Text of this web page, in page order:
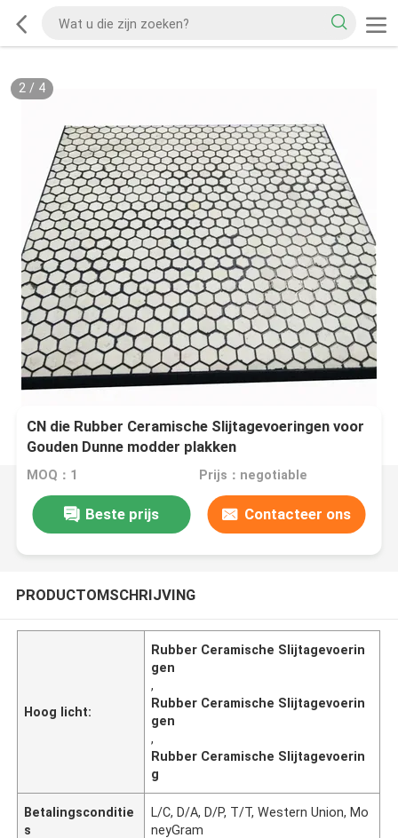
2/ 4
CN die Rubber Ceramische Slijtagevoeringen voor
Gouden Dunne modder plakken
MOQ：1 Prijs：negotiable
Beste prijs Contacteer ons
PRODUCTOMSCHRIJVING
Hoog licht:
Rubber Ceramische Slijtagevoerin
gen
,
Rubber Ceramische Slijtagevoerin
gen
,
Rubber Ceramische Slijtagevoerin
g
Betalingsconditie
s
L/C, D/A, D/P, T/T, Western Union, Mo
neyGram